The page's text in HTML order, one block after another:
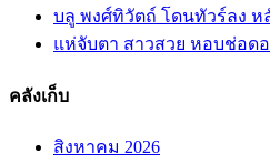
บลู พงศ์ทิวัตถ์ โดนทัวร์ลง
แห่จับตา สาวสวย หอบช่อด
คลังเก็บ
สิงหาคม 2026